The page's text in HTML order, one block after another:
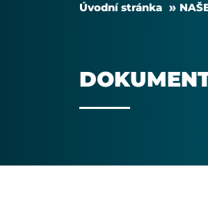
Úvodní stránka